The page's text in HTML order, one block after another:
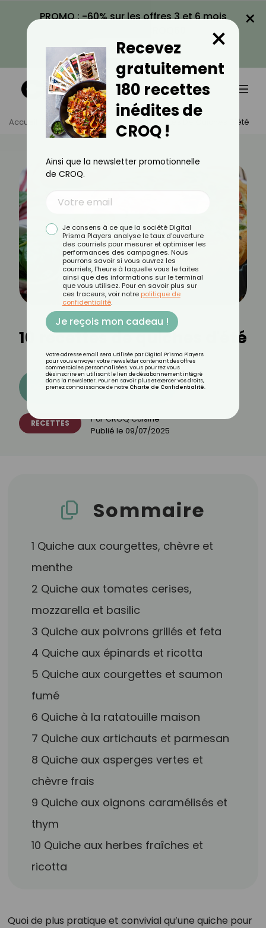
PROMO : -60% sur les offres 3 et 6 mois
VOIR LA PROMO
×
Accueil Actus Recettes 10 Recettes De Quiches D'été
10 recettes de quiches d'été
Découvrez les 11 menus CROQ
RECETTES ParCROQ Cuisine
Publié le 09/07/2025
Sommaire
1 Quiche aux courgettes, chèvre et
menthe
2 Quiche aux tomates cerises,
mozzarella et basilic
3 Quiche aux poivrons grillés et feta
4 Quiche aux épinards et ricotta
5 Quiche aux courgettes et saumon
fumé
6 Quiche à la ratatouille maison
7 Quiche aux artichauts et parmesan
8 Quiche aux asperges vertes et
chèvre frais
9 Quiche aux oignons caramélisés et
thym
10 Quiche aux herbes fraîches et
ricotta
Quoi de plus pratique et convivial qu’une quiche pour
Recevez
gratuitement
180 recettes
inédites de
CROQ !
×
Ainsi que la newsletter promotionnelle
de CROQ.
Je consens à ce que la société Digital
Prisma Players analyse le taux d'ouverture
des courriels pour mesurer et optimiser les
performances des campagnes. Nous
pourrons savoir si vous ouvrez les
courriels, l'heure à laquelle vous le faites
ainsi que des informations sur le terminal
que vous utilisez. Pour en savoir plus sur
ces traceurs, voir notre politique de
confidentialité.
Je reçois mon cadeau !
Votre adresse email sera utilisée par Digital Prisma Players
pour vous envoyer votre newsletter contenant des offres
commerciales personnalisées. Vous pourrez vous
désinscrire en utilisant le lien de désabonnement intégré
dans la newsletter. Pour en savoir plus et exercer vos droits,
prenez connaissance de notre Charte de Confidentialité.